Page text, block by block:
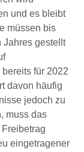
und es bleibt
müssen bis
Jahres gestellt
für 2022
davon häufig
jedoch zu
muss das
eingetragener